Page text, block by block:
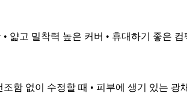
얇고 밀착력 높은 커버 • 휴대하기 좋은 컴
함 없이 수정할 때 • 피부에 생기 있는 광